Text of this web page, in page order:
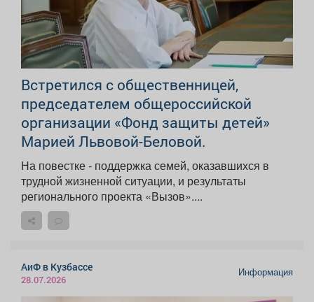
Встретился с общественницей,
председателем общероссийской
организации «Фонд защиты детей»
Марией Львовой-Беловой.
На повестке - поддержка семей, оказавшихся в
трудной жизненной ситуации, и результаты
регионального проекта «Вызов»....
АиФ в Кузбассе
28.07.2026
Информация